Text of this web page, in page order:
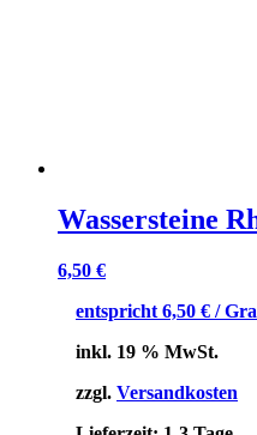
Wassersteine
6,50 €
entspricht 6,50 € /
inkl. 19 % MwSt.
zzgl. Versandkosten